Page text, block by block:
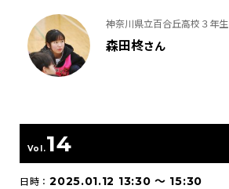
神奈川県立百合丘高校３年生
森田柊さん
Vol.14
日時：2025.01.12 13:30〜 15:30